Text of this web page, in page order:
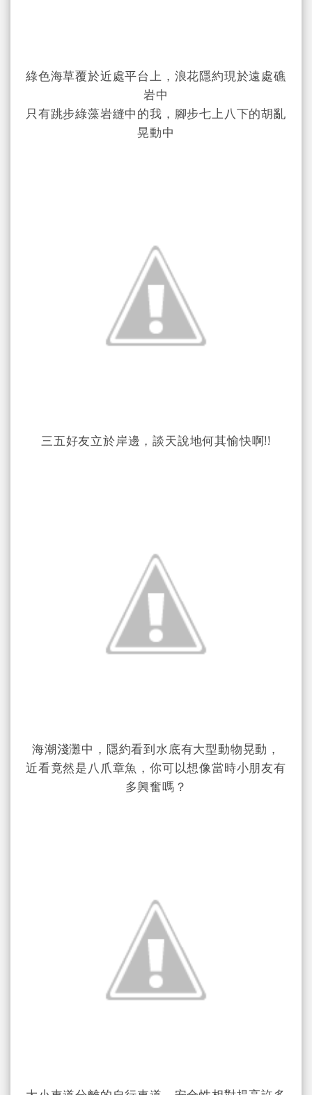
綠色海草覆於近處平台上，浪花隱約現於遠處礁
岩中
只有跳步綠藻岩縫中的我，腳步七上八下的胡亂
晃動中
三五好友立於岸邊，談天說地何其愉快啊!!
海潮淺灘中，隱約看到水底有大型動物晃動，
近看竟然是八爪章魚，你可以想像當時小朋友有
多興奮嗎？